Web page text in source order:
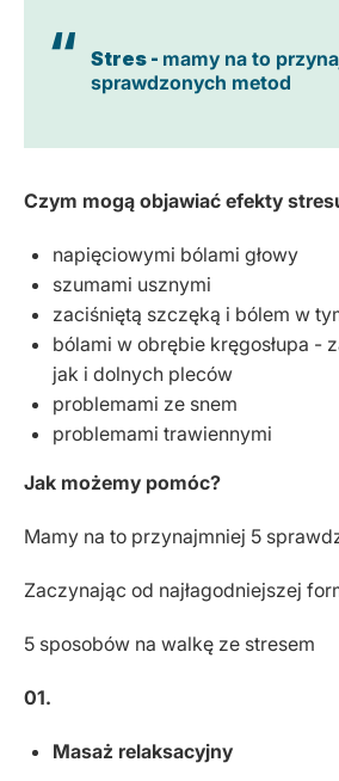
Stres - mamy na to
sprawdzonych metod
Czym mogą objawiać efekty
napięciowymi bólami głowy
szumami usznymi
zaciśniętą szczęką i bólem w
bólami w obrębie kręgosłupa -
jak i dolnych pleców
problemami ze snem
problemami trawiennymi
Jak możemy pomóc?
Mamy na to przynajmniej 5
Zaczynając od najłagodniejszej
5 sposobów na walkę ze stresem
01.
Masaż relaksacyjny